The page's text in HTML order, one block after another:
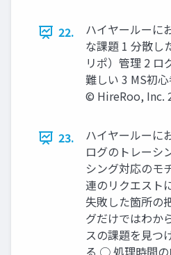
22.
ハイヤールーに
な課題 1 分散し
リポ）管理 2 ロ
難しい 3 MS初
© HireRoo, Inc.
23.
ハイヤールーに
ログのトレーシ
シング対応の
連のリクエスト
失敗した箇所の
グだけではわか
スの課題を見つ